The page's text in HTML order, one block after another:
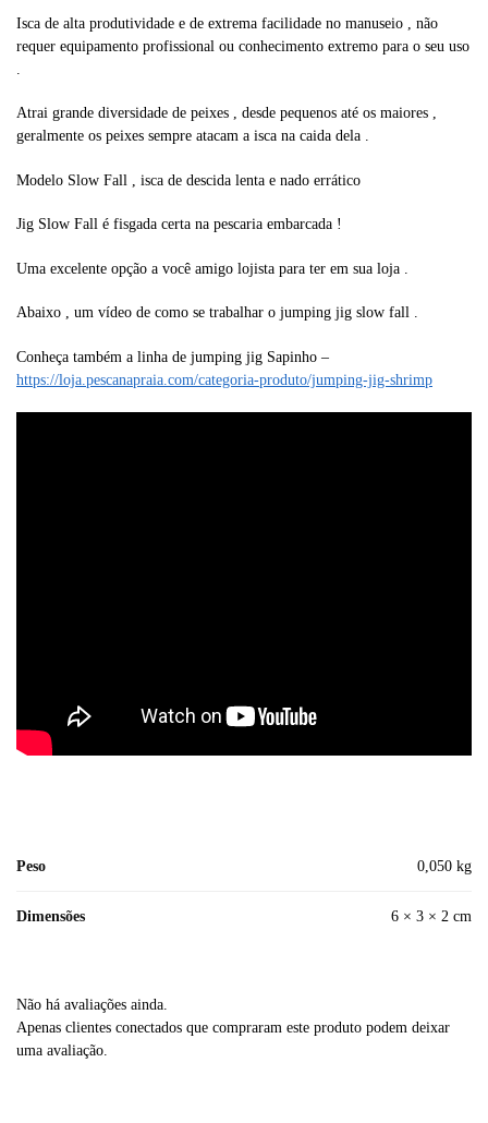
Isca de alta produtividade e de extrema facilidade no manuseio , não
requer equipamento profissional ou conhecimento extremo para o seu uso
Atrai grande diversidade de peixes , desde pequenos até os maiores ,
geralmente os peixes sempre atacam a isca na caida dela .
Modelo Slow Fall , isca de descida lenta e nado errático
Jig Slow Fall é fisgada certa na pescaria embarcada !
Uma excelente opção a você amigo lojista para ter em sua loja .
Abaixo , um vídeo de como se trabalhar o jumping jig slow fall .
Conheça também a linha de jumping jig Sapinho –
https://loja.pescanapraia.com/categoria-produto/jumping-jig-shrimp
Peso 0,050 kg
Dimensões 6 × 3 × 2 cm
Não há avaliações ainda.
Apenas clientes conectados que compraram este produto podem deixar
uma avaliação.